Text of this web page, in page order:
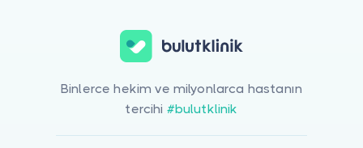
Binlerce hekim ve milyonlarca hastanın
tercihi #bulutklinik